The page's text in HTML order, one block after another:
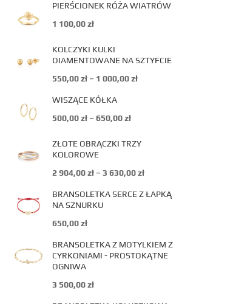
PIERŚCIONEK RÓŻA WIATRÓW
1 100,00zł
KOLCZYKI KULKI
DIAMENTOWANE NA SZTYFCIE
550,00zł – 1 000,00zł
WISZĄCE KÓŁKA
500,00zł – 650,00zł
ZŁOTE OBRĄCZKI TRZY
KOLOROWE
2 904,00zł – 3 630,00zł
BRANSOLETKA SERCE Z ŁAPKĄ
NA SZNURKU
650,00zł
BRANSOLETKA Z MOTYLKIEM Z
CYRKONIAMI - PROSTOKĄTNE
OGNIWA
3 500,00zł